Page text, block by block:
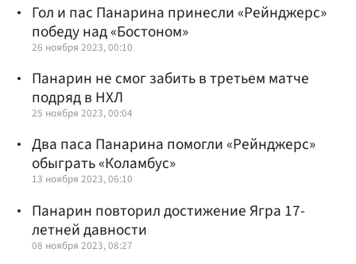
Гол и пас Панарина принесли «Рейнджерс»
победу над «Бостоном»
26 ноября 2023, 00:10
Панарин не смог забить в третьем матче
подряд в НХЛ
25 ноября 2023, 00:04
Два паса Панарина помогли «Рейнджерс»
обыграть «Коламбус»
13 ноября 2023, 06:10
Панарин повторил достижение Ягра 17-
летней давности
08 ноября 2023, 08:27